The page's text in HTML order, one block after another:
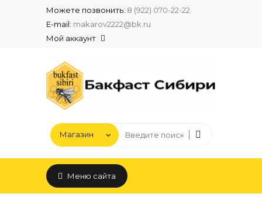
Можете позвонить: 8 (922) 070-22-22
E-mail: makarov2222@bk.ru
Мой аккаунт
Меню сайта